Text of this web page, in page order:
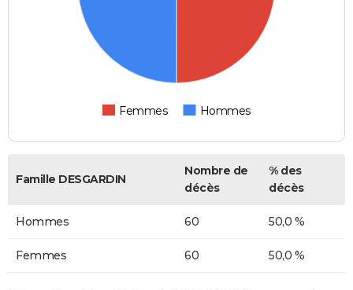
Femmes Hommes
Famille DESGARDIN
Nombre de
décès
% des
décès
Hommes 60 50,0 %
Femmes 60 50,0 %